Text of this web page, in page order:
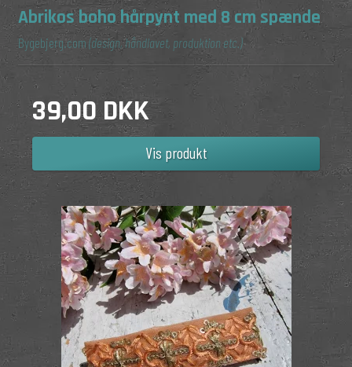
Abrikos boho hårpynt med 8 cm spænde
Bygebjerg.com(design, håndlavet, produktion etc.)
39,00 DKK
Vis produkt